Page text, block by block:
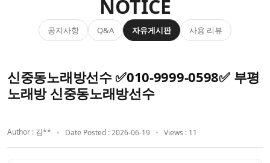
NOTICE
공지사항 Q&A 자유게시판 사용 리뷰
신중동노래방선수 ✅010-9999-0598✅ 부평
노래방 신중동노래방선수
Author : 김** Date Posted : 2026-06-19 Views : 11